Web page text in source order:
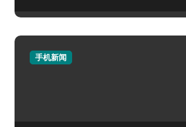
手机新闻